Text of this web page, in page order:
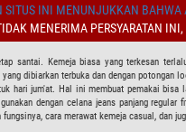
SITUS INI MENUNJUKKAN
MENERIMA PERSYARATAN
santai. Kemeja biasa yang terkesan
dibiarkan terbuka dan dengan potongan
hari jum'at. Hal ini membuat pemakai
dengan celana jeans panjang
cara merawat kemeja casual, dan